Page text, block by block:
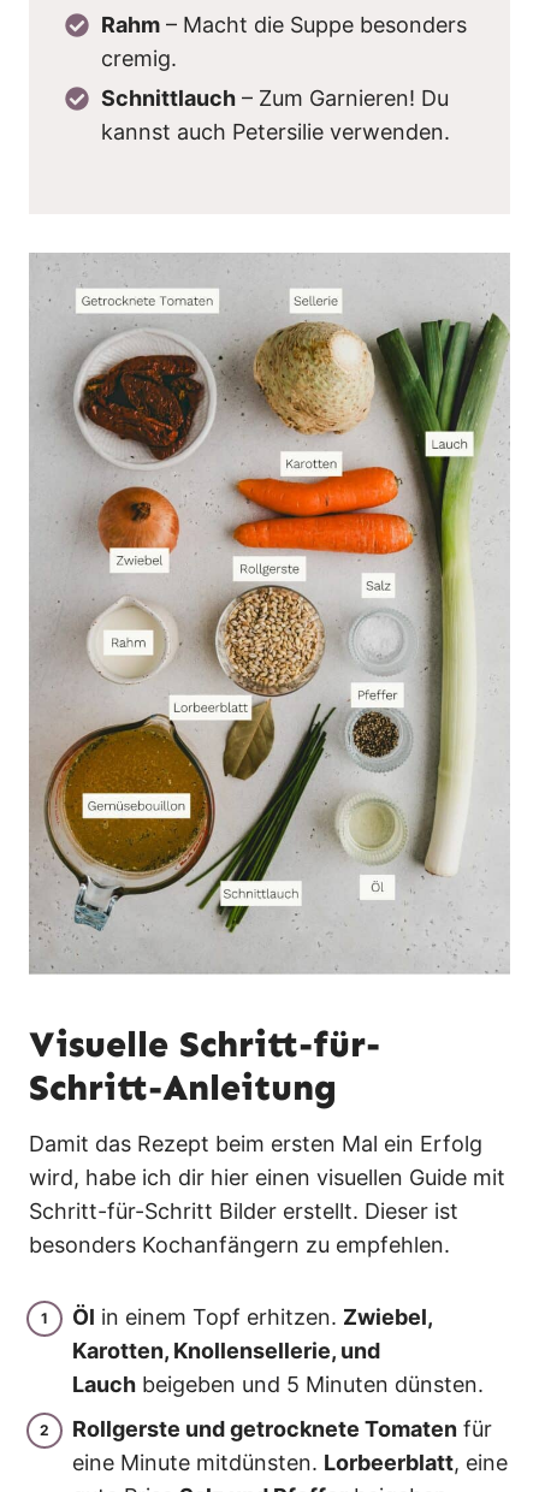
Rahm – Macht die Suppe besonders
cremig.
Schnittlauch – Zum Garnieren! Du
kannst auch Petersilie verwenden.
Visuelle Schritt-für-
Schritt-Anleitung
Damit das Rezept beim ersten Mal ein Erfolg
wird, habe ich dir hier einen visuellen Guide mit
Schritt-für-Schritt Bilder erstellt. Dieser ist
besonders Kochanfängern zu empfehlen.
Öl in einem Topf erhitzen. Zwiebel,
Karotten, Knollensellerie, und
Lauch beigeben und 5 Minuten dünsten.
Rollgerste und getrocknete Tomaten für
eine Minute mitdünsten. Lorbeerblatt, eine